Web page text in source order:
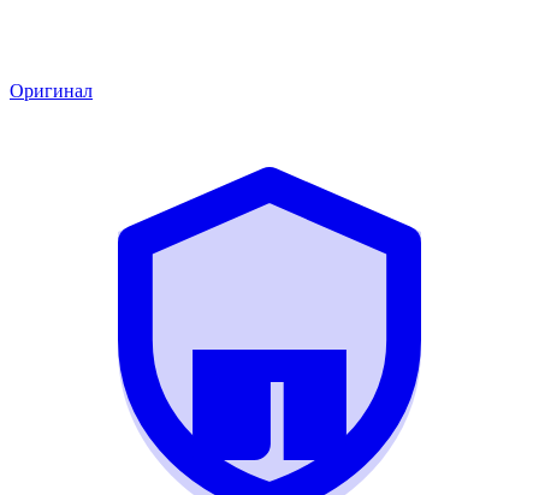
Оригинал